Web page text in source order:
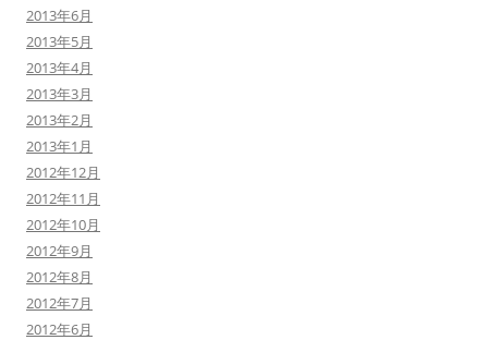
2013年6月
2013年5月
2013年4月
2013年3月
2013年2月
2013年1月
2012年12月
2012年11月
2012年10月
2012年9月
2012年8月
2012年7月
2012年6月